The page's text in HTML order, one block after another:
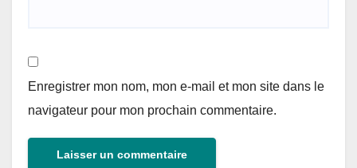
Enregistrer mon nom, mon e-mail et mon site dans le
navigateur pour mon prochain commentaire.